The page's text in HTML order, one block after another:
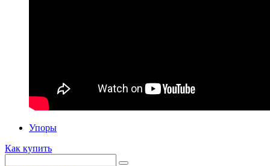
Упоры
Как купить